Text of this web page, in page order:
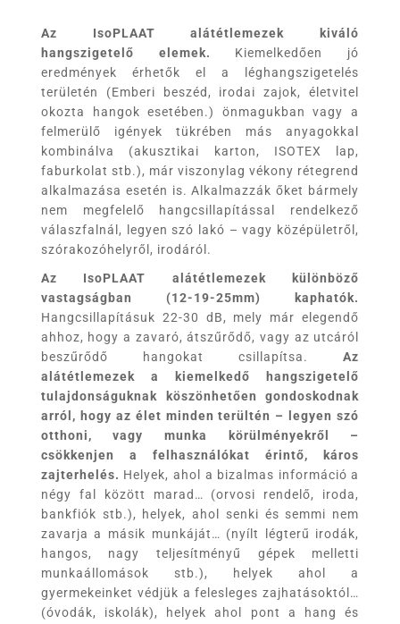
Az IsoPLAAT alátétlemezek kiváló
hangszigetelő elemek.
Kiemelkedően jó
eredmények érhetők el a léghangszigetelés
területén (Emberi beszéd, irodai zajok, életvitel
okozta hangok esetében.) önmagukban vagy a
felmerülő igények tükrében más anyagokkal
kombinálva (akusztikai karton, ISOTEX lap,
faburkolat stb.), már viszonylag vékony rétegrend
alkalmazása esetén is. Alkalmazzák őket bármely
nem megfelelő hangcsillapítással rendelkező
válaszfalnál, legyen szó lakó – vagy középületről,
szórakozóhelyről, irodáról.
Az IsoPLAAT alátétlemezek különböző
vastagságban (12-19-25mm) kaphatók.
Hangcsillapításuk 22-30 dB, mely már elegendő
ahhoz, hogy a zavaró, átszűrődő, vagy az utcáról
beszűrődő hangokat csillapítsa.Az
alátétlemezek a kiemelkedő hangszigetelő
tulajdonságuknak köszönhetően gondoskodnak
arról, hogy az élet minden terültén – legyen szó
otthoni, vagy munka körülményekről –
csökkenjen a felhasználókat érintő, káros
zajterhelés. Helyek, ahol a bizalmas információ a
négy fal között marad… (orvosi rendelő, iroda,
bankfiók stb.), helyek, ahol senki és semmi nem
zavarja a másik munkáját… (nyílt légterű irodák,
hangos, nagy teljesítményű gépek melletti
munkaállomások stb.), helyek ahol a
gyermekeinket védjük a felesleges zajhatásoktól…
(óvodák, iskolák), helyek ahol pont a hang és